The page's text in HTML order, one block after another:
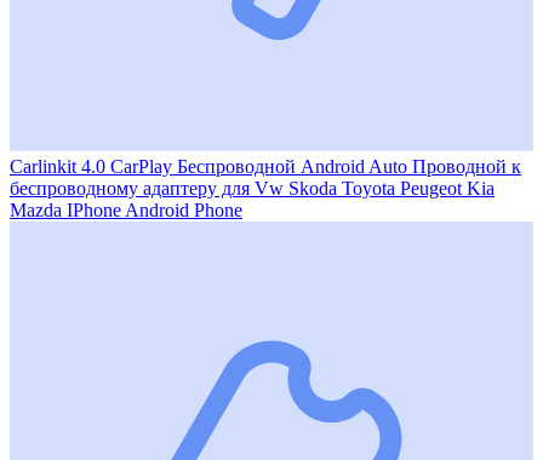
Carlinkit 4.0 CarPlay Беспроводной Android Auto Проводной к
беспроводному адаптеру для Vw Skoda Toyota Peugeot Kia
Mazda IPhone Android Phone